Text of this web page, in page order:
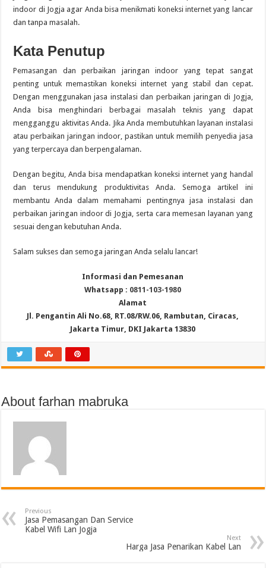
indoor di Jogja agar Anda bisa menikmati koneksi internet yang lancar
dan tanpa masalah.
Kata Penutup
Pemasangan dan perbaikan jaringan indoor yang tepat sangat
penting untuk memastikan koneksi internet yang stabil dan cepat.
Dengan menggunakan jasa instalasi dan perbaikan jaringan di Jogja,
Anda bisa menghindari berbagai masalah teknis yang dapat
mengganggu aktivitas Anda. Jika Anda membutuhkan layanan instalasi
atau perbaikan jaringan indoor, pastikan untuk memilih penyedia jasa
yang terpercaya dan berpengalaman.
Dengan begitu, Anda bisa mendapatkan koneksi internet yang handal
dan terus mendukung produktivitas Anda. Semoga artikel ini
membantu Anda dalam memahami pentingnya jasa instalasi dan
perbaikan jaringan indoor di Jogja, serta cara memesan layanan yang
sesuai dengan kebutuhan Anda.
Salam sukses dan semoga jaringan Anda selalu lancar!
Informasi dan Pemesanan
Whatsapp : 0811-103-1980
Alamat
Jl. Pengantin Ali No.68, RT.08/RW.06, Rambutan, Ciracas,
Jakarta Timur, DKI Jakarta 13830
About farhan mabruka
Previous
Jasa Pemasangan Dan Service
Kabel Wifi Lan Jogja
Next
Harga Jasa Penarikan Kabel Lan